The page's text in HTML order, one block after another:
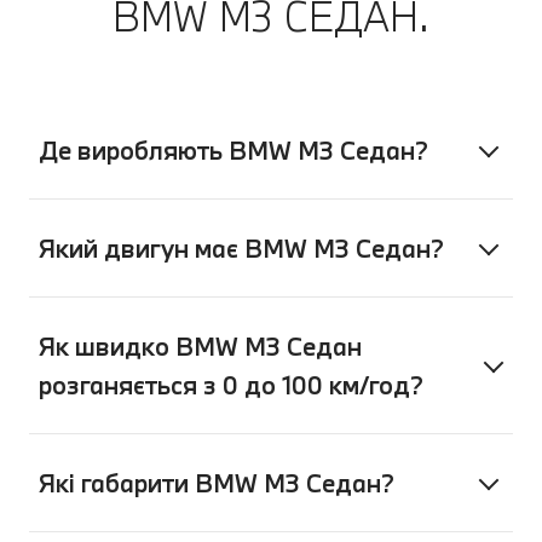
My BMW. А потім насолоджуватися
BMW M3 СЕДАН.
Де виробляють BMW М3 Седан?
Який двигун має BMW М3 Седан?
Як швидко BMW M3 Седан
розганяється з 0 до 100 км/год?
Які габарити BMW M3 Седан?